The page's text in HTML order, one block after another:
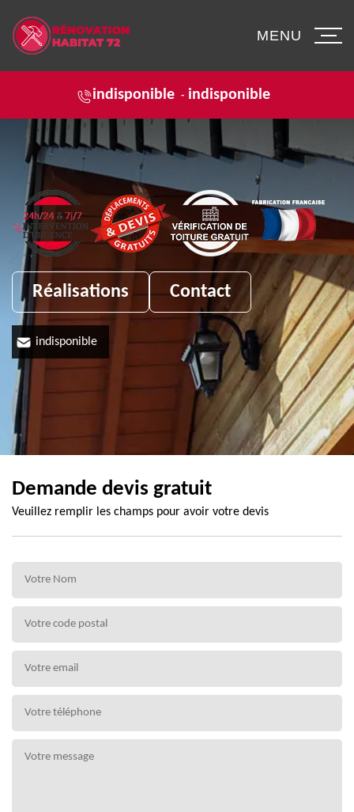
indisponible - indisponible
MENU
Réalisations Contact
indisponible
Demande devis gratuit
Veuillez remplir les champs pour avoir votre devis